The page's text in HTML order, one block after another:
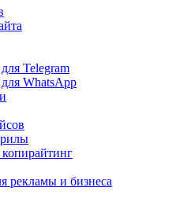
Telegram
для WhatsApp
рекламы и бизнеса